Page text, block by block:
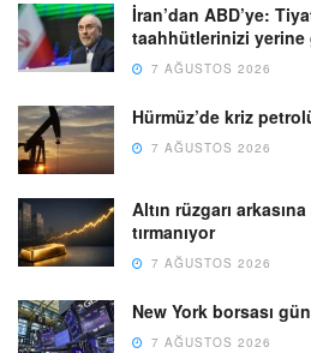
İran’dan ABD’ye:
taahhütlerinizi yerine
7 AĞUSTOS 2026
Hürmüz’de kriz
7 AĞUSTOS 2026
Altın rüzgarı
tırmanıyor
7 AĞUSTOS 2026
New York borsası
7 AĞUSTOS 2026